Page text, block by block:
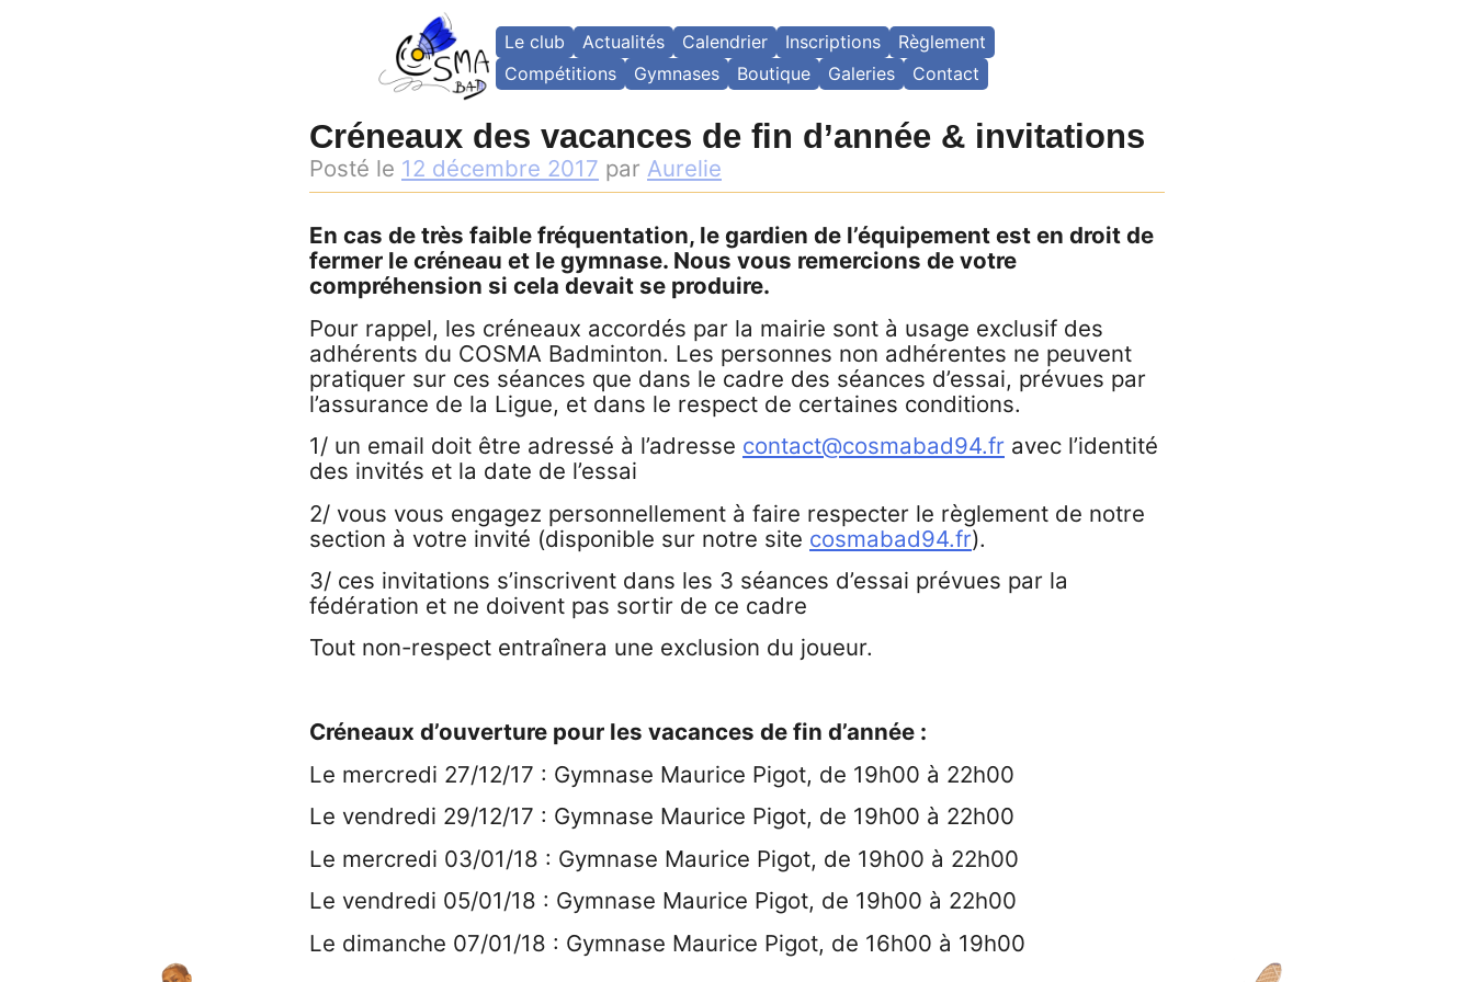
Le club Actualités Calendrier Inscriptions
Règlement
Compétitions
Gymnases Boutique Galeries Contact
Créneaux des vacances de fin d’année & invitations
Posté le 12 décembre 2017 par Aurelie
En cas de très faible fréquentation, le gardien de l’équipement est en droit de
fermer le créneau et le gymnase. Nous vous remercions de votre
compréhension si cela devait se produire.
Pour rappel, les créneaux accordés par la mairie sont à usage exclusif des
adhérents du COSMA Badminton. Les personnes non adhérentes ne peuvent
pratiquer sur ces séances que dans le cadre des séances d’essai, prévues par
l’assurance de la Ligue, et dans le respect de certaines conditions.
1/ un email doit être adressé à l’adresse contact@cosmabad94.fr avec l’identité
des invités et la date de l’essai
2/ vous vous engagez personnellement à faire respecter le règlement de notre
section à votre invité (disponible sur notre site cosmabad94.fr).
3/ ces invitations s’inscrivent dans les 3 séances d’essai prévues par la
fédération et ne doivent pas sortir de ce cadre
Tout non-respect entraînera une exclusion du joueur.
Créneaux d’ouverture pour les vacances de fin d’année :
Le mercredi 27/12/17 : Gymnase Maurice Pigot, de 19h00 à 22h00
Le vendredi 29/12/17 : Gymnase Maurice Pigot, de 19h00 à 22h00
Le mercredi 03/01/18 : Gymnase Maurice Pigot, de 19h00 à 22h00
Le vendredi 05/01/18 : Gymnase Maurice Pigot, de 19h00 à 22h00
Le dimanche 07/01/18 : Gymnase Maurice Pigot, de 16h00 à 19h00